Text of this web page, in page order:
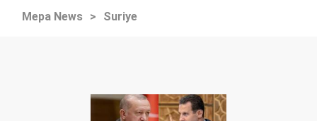
Mepa News > Suriye